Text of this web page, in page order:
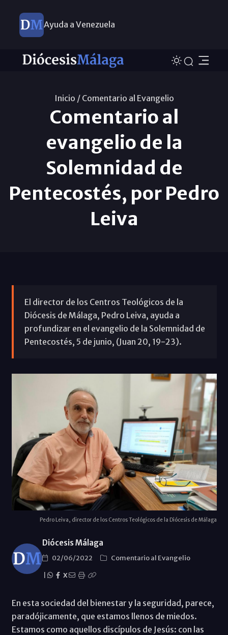
Ayuda a Venezuela
Inicio / Comentario al Evangelio
Comentario al
evangelio de la
Solemnidad de
Pentecostés, por Pedro
Leiva
El director de los Centros Teológicos de la
Diócesis de Málaga, Pedro Leiva, ayuda a
profundizar en el evangelio de la Solemnidad de
Pentecostés, 5 de junio, (Juan 20, 19-23).
Pedro Leiva, director de los Centros Teológicos de la Diócesis de Málaga
Diócesis Málaga
02/06/2022
Comentario al Evangelio
X
En esta sociedad del bienestar y la seguridad, parece,
paradójicamente, que estamos llenos de miedos.
Estamos como aquellos discípulos de Jesús: con las